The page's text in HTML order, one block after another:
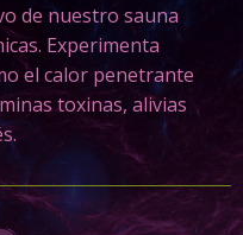
de nuestro sauna
Experimenta
el calor penetrante
toxinas, alivias